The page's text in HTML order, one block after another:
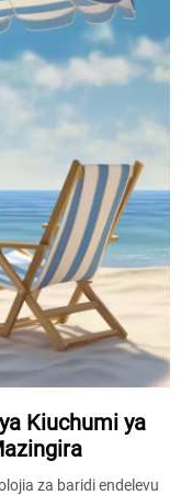
Kiuchumi ya
za baridi endelevu